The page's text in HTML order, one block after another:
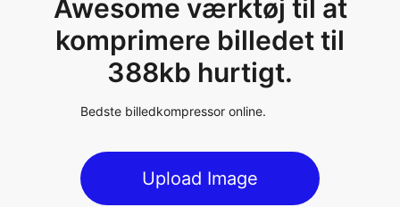
Bedste billedkompressor online.
Upload Image